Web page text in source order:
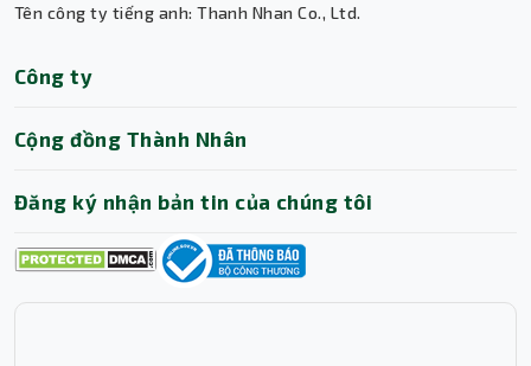
Kết nối thông minh – Điều chỉnh tốc độ dễ
dàng
Tên công ty tiếng anh: Thanh Nhan Co., Ltd.
Công ty
Cộng đồng Thành Nhân
Đăng ký nhận bản tin của chúng tôi